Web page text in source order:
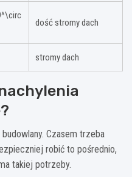
dość stromy dach
stromy dach
Czasem trzeba
robić to pośrednio,
takiej potrzeby.